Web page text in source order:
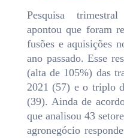
Pesquisa
apontou que foram
fusões e aquisições
ano passado. Esse
(alta de 105%) das
2021 (57) e o triplo
(39). Ainda de
que analisou 43
agronegócio